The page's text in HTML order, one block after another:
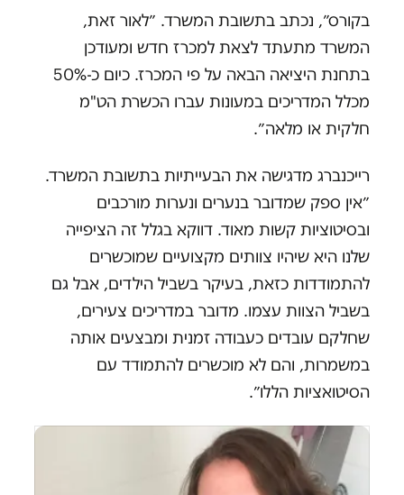
בקורס״, נכתב בתשובת המשרד. ״לאור זאת,
המשרד מתעתד לצאת למכרז חדש ומעודכן
בתחנת היציאה הבאה על פי המכרז. כיום כ-50%
מכלל המדריכים במעונות עברו הכשרת הט"מ
חלקית או מלאה״.
רייכנברג מדגישה את הבעייתיות בתשובת המשרד.
״אין ספק שמדובר בנערים ונערות מורכבים
ובסיטוציות קשות מאוד. דווקא בגלל זה הציפייה
שלנו היא שיהיו צוותים מקצועיים שמוכשרים
להתמודדות כזאת, בעיקר בשביל הילדים, אבל גם
בשביל הצוות עצמו. מדובר במדריכים צעירים,
שחלקם עובדים כעבודה זמנית ומבצעים אותה
במשמרות, והם לא מוכשרים להתמודד עם
הסיטואציות הללו״.